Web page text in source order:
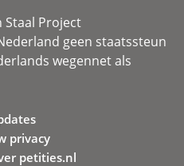
Staal Project
geen staatssteun
wegennet als
privacy
petities.nl